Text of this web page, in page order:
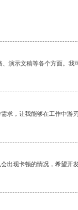
演示文稿等各个方面。我
求，让我能够在工作中游刃
出现卡顿的情况，希望开